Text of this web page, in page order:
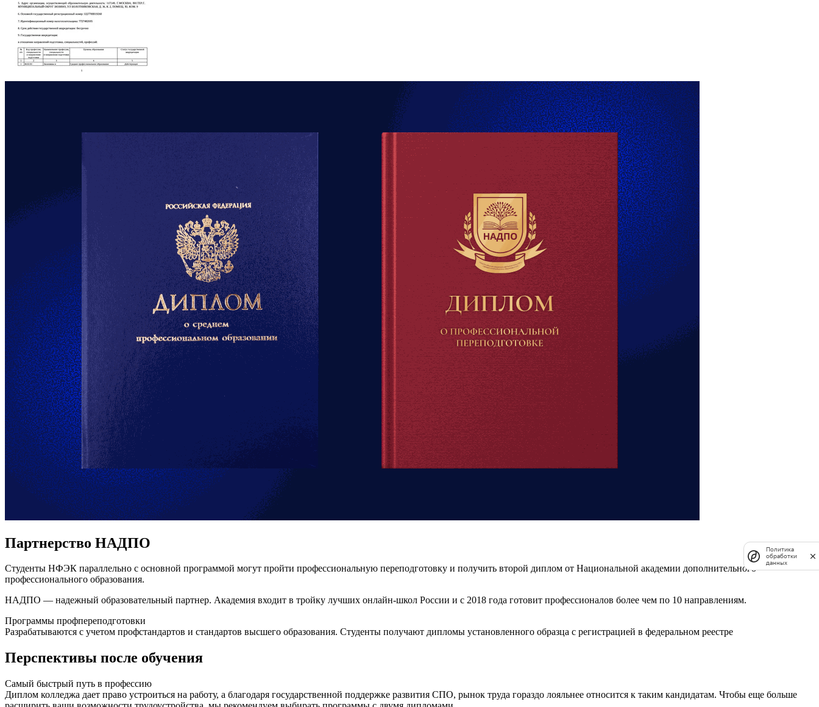
Партнерство НАДПО
Студенты НФЭК параллельно с основной программой могут пройти профессиональную переподготовку и получить второй диплом от Национальной академии дополнительного
профессионального образования.
НАДПО — надежный образовательный партнер. Академия входит в тройку лучших онлайн-школ России и с 2018 года готовит профессионалов более чем по 10 направлениям.
Программы профпереподготовки
Разрабатываются с учетом профстандартов и стандартов высшего образования. Студенты получают дипломы установленного образца с регистрацией в федеральном реестре
Перспективы после обучения
Самый быстрый путь в профессию
Диплом колледжа дает право устроиться на работу, а благодаря государственной поддержке развития СПО, рынок труда гораздо лояльнее относится к таким кандидатам. Чтобы еще больше
Политика
обработки
данных